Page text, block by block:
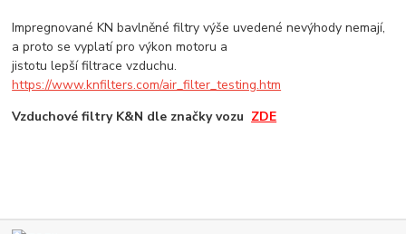
Impregnované KN bavlněné filtry výše uvedené nevýhody nemají,
a proto se vyplatí pro výkon motoru a
jistotu lepší filtrace vzduchu.
https://www.knfilters.com/air_filter_testing.htm
Vzduchové filtry K&N dle značky vozu ZDE